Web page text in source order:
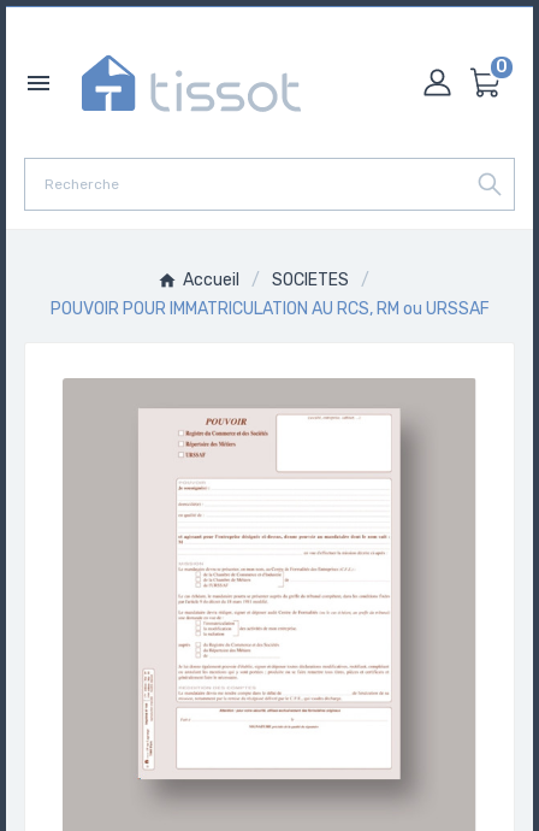

0
Accueil
SOCIETES
POUVOIR POUR IMMATRICULATION AU RCS, RM ou URSSAF